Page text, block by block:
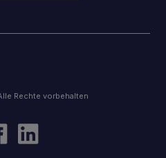
Rechte vorbehalten